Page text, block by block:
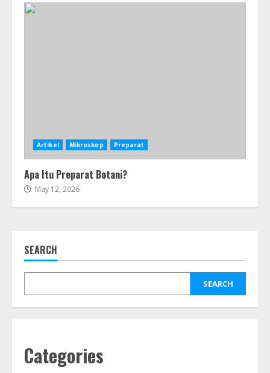
Artikel Mikroskop Preparat
Apa Itu Preparat Botani?
May 12, 2026
SEARCH
SEARCH
Categories